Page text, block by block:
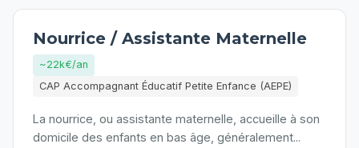
Nourrice / Assistante Maternelle
~22k€/an
CAP Accompagnant Éducatif Petite Enfance (AEPE)
La nourrice, ou assistante maternelle, accueille à son
domicile des enfants en bas âge, généralement...